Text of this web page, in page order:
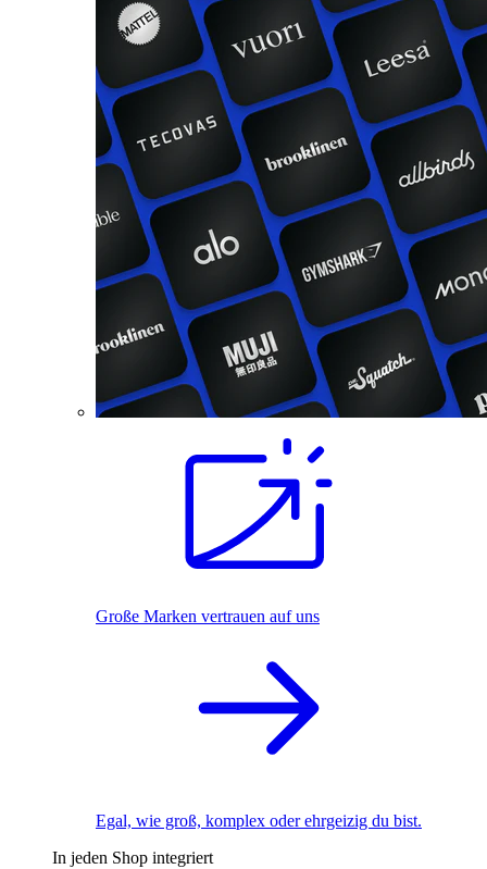
Große Marken vertrauen auf uns
Egal, wie groß, komplex oder ehrgeizig du bist.
In jeden Shop integriert